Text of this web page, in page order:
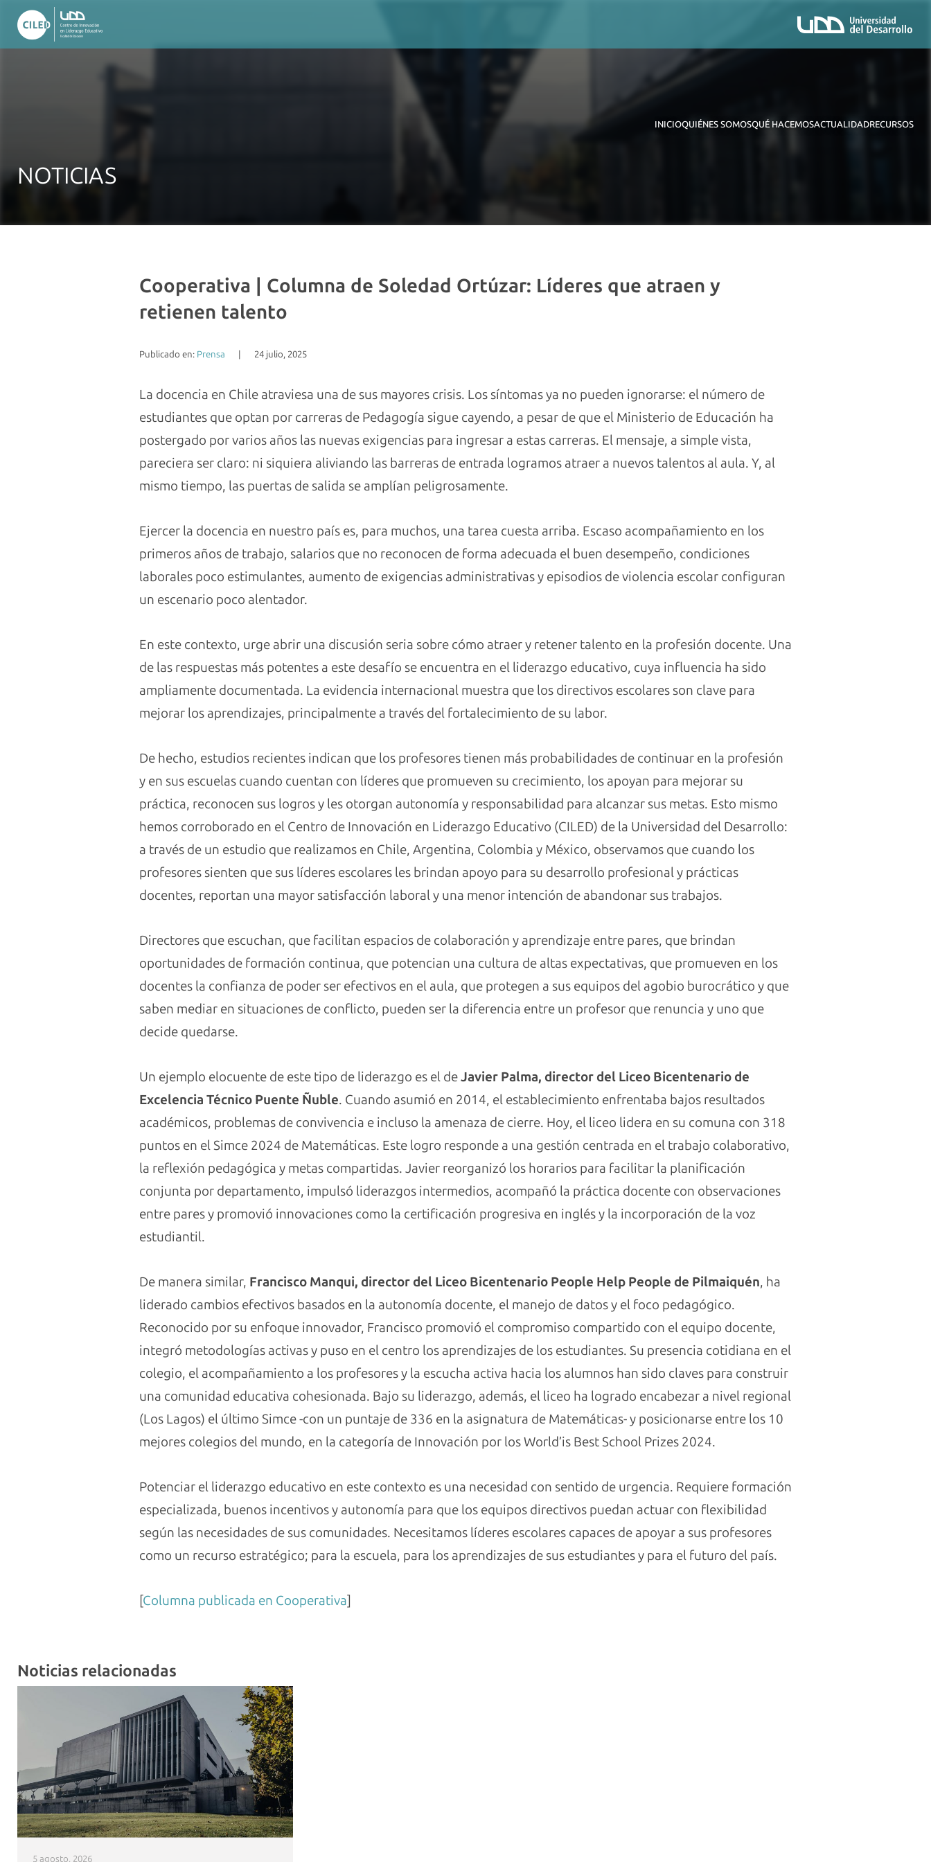
NOTICIAS
INICIOQUIÉNES SOMOSQUÉ HACEMOSACTUALIDADRECURSOS
Cooperativa | Columna de Soledad Ortúzar: Líderes que atraen y
retienen talento
Publicado en: Prensa 24 julio, 2025
La docencia en Chile atraviesa una de sus mayores crisis. Los síntomas ya no pueden ignorarse: el número de
estudiantes que optan por carreras de Pedagogía sigue cayendo, a pesar de que el Ministerio de Educación ha
postergado por varios años las nuevas exigencias para ingresar a estas carreras. El mensaje, a simple vista,
pareciera ser claro: ni siquiera aliviando las barreras de entrada logramos atraer a nuevos talentos al aula. Y, al
mismo tiempo, las puertas de salida se amplían peligrosamente.
Ejercer la docencia en nuestro país es, para muchos, una tarea cuesta arriba. Escaso acompañamiento en los
primeros años de trabajo, salarios que no reconocen de forma adecuada el buen desempeño, condiciones
laborales poco estimulantes, aumento de exigencias administrativas y episodios de violencia escolar configuran
un escenario poco alentador.
En este contexto, urge abrir una discusión seria sobre cómo atraer y retener talento en la profesión docente. Una
de las respuestas más potentes a este desafío se encuentra en el liderazgo educativo, cuya influencia ha sido
ampliamente documentada. La evidencia internacional muestra que los directivos escolares son clave para
mejorar los aprendizajes, principalmente a través del fortalecimiento de su labor.
De hecho, estudios recientes indican que los profesores tienen más probabilidades de continuar en la profesión
y en sus escuelas cuando cuentan con líderes que promueven su crecimiento, los apoyan para mejorar su
práctica, reconocen sus logros y les otorgan autonomía y responsabilidad para alcanzar sus metas. Esto mismo
hemos corroborado en el Centro de Innovación en Liderazgo Educativo (CILED) de la Universidad del Desarrollo:
a través de un estudio que realizamos en Chile, Argentina, Colombia y México, observamos que cuando los
profesores sienten que sus líderes escolares les brindan apoyo para su desarrollo profesional y prácticas
docentes, reportan una mayor satisfacción laboral y una menor intención de abandonar sus trabajos.
Directores que escuchan, que facilitan espacios de colaboración y aprendizaje entre pares, que brindan
oportunidades de formación continua, que potencian una cultura de altas expectativas, que promueven en los
docentes la confianza de poder ser efectivos en el aula, que protegen a sus equipos del agobio burocrático y que
saben mediar en situaciones de conflicto, pueden ser la diferencia entre un profesor que renuncia y uno que
decide quedarse.
Un ejemplo elocuente de este tipo de liderazgo es el deJavier Palma, director del Liceo Bicentenario de
Excelencia Técnico Puente Ñuble. Cuando asumió en 2014, el establecimiento enfrentaba bajos resultados
académicos, problemas de convivencia e incluso la amenaza de cierre. Hoy, el liceo lidera en su comuna con 318
puntos en el Simce 2024 de Matemáticas. Este logro responde a una gestión centrada en el trabajo colaborativo,
la reflexión pedagógica y metas compartidas. Javier reorganizó los horarios para facilitar la planificación
conjunta por departamento, impulsó liderazgos intermedios, acompañó la práctica docente con observaciones
entre pares y promovió innovaciones como la certificación progresiva en inglés y la incorporación de la voz
estudiantil.
De manera similar, Francisco Manqui, director del Liceo Bicentenario People Help People de Pilmaiquén, ha
liderado cambios efectivos basados en la autonomía docente, el manejo de datos y el foco pedagógico.
Reconocido por su enfoque innovador, Francisco promovió el compromiso compartido con el equipo docente,
integró metodologías activas y puso en el centro los aprendizajes de los estudiantes. Su presencia cotidiana en el
colegio, el acompañamiento a los profesores y la escucha activa hacia los alumnos han sido claves para construir
una comunidad educativa cohesionada. Bajo su liderazgo, además, el liceo ha logrado encabezar a nivel regional
(Los Lagos) el último Simce -con un puntaje de 336 en la asignatura de Matemáticas- y posicionarse entre los 10
mejores colegios del mundo, en la categoría de Innovación por los World’is Best School Prizes 2024.
Potenciar el liderazgo educativo en este contexto es una necesidad con sentido de urgencia. Requiere formación
especializada, buenos incentivos y autonomía para que los equipos directivos puedan actuar con flexibilidad
según las necesidades de sus comunidades. Necesitamos líderes escolares capaces de apoyar a sus profesores
como un recurso estratégico; para la escuela, para los aprendizajes de sus estudiantes y para el futuro del país.
[Columna publicada en Cooperativa]
Noticias relacionadas
5 agosto, 2026